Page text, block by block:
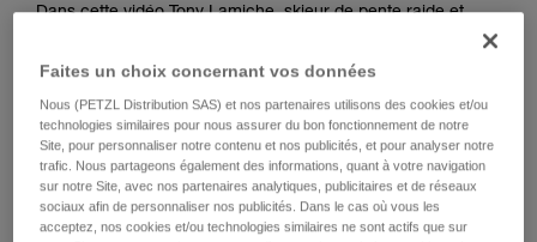
Dans cette vidéo Tony Lamiche, skieur de pente raide et
Le premier réflexe doit être de s’assurer sur une broche ou
tout autre ancrage improvisé, car il y a un grand risque de
perdre l’équilibre ou de glisser lors des nombreuses
manipulations de matériel.
Attention, Tony Lamiche utilise une technique personnelle
Faites un choix concernant vos données
Nous (PETZL Distribution SAS) et nos partenaires utilisons des cookies et/ou
technologies similaires pour nous assurer du bon fonctionnement de notre
Site, pour personnaliser notre contenu et nos publicités, et pour analyser notre
trafic. Nous partageons également des informations, quant à votre navigation
sur notre Site, avec nos partenaires analytiques, publicitaires et de réseaux
sociaux afin de personnaliser nos publicités. Dans le cas où vous les
acceptez, nos cookies et/ou technologies similaires ne sont actifs que sur